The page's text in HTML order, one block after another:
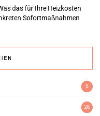
das für Ihre Heizkosten
Sofortmaßnahmen
6
26